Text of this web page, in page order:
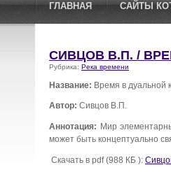
ГЛАВНАЯ САЙТЫ
СИВЦОВ В.П. /
Рубрика: Река времени
Название: Время в дуальной
Автор: Сивцов В.П.
Аннотация: Мир
может быть концептуально
Скачать в pdf (988 КБ ):